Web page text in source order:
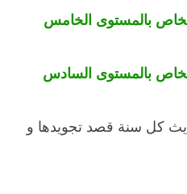
بالمستوى الخامس
بالمستوى السادس
كل سنة قصد تجويدها و